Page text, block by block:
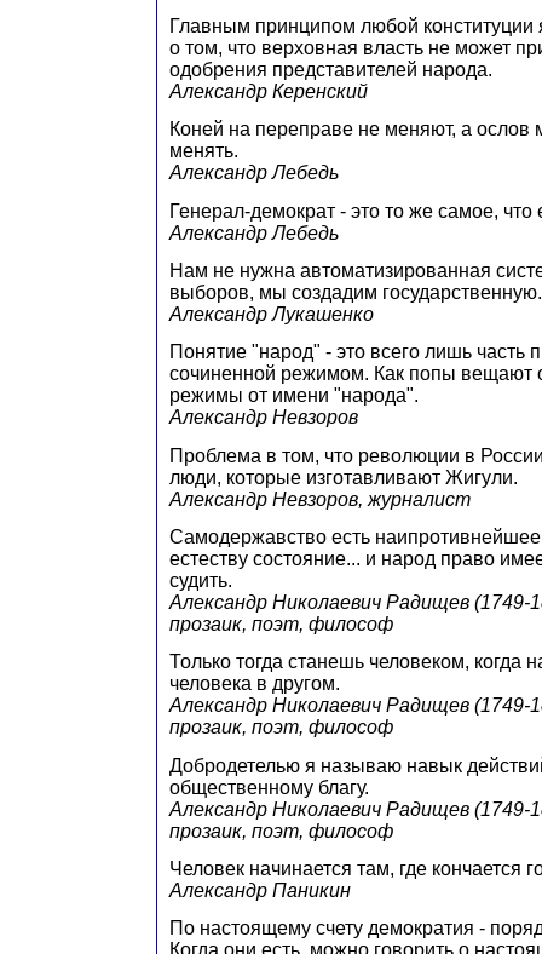
Главным принципом любой конституции
о том, что верховная власть не может
одобрения представителей народа.
Александр Керенский
Коней на переправе не меняют, а ослов
менять.
Александр Лебедь
Генерал-демократ - это то же самое,
Александр Лебедь
Нам не нужна автоматизированная
выборов, мы создадим государственную.
Александр Лукашенко
Понятие "народ" - это всего лишь часть
сочиненной режимом. Как попы вещают
режимы от имени "народа".
Александр Невзоров
Проблема в том, что революции в
люди, которые изготавливают Жигули.
Александр Невзоров, журналист
Самодержавство есть наипротивнейшее
естеству состояние... и народ право
судить.
Александр Николаевич Радищев (1749-
прозаик, поэт, философ
Только тогда станешь человеком, когда
человека в другом.
Александр Николаевич Радищев (1749-
прозаик, поэт, философ
Добродетелью я называю навык
общественному благу.
Александр Николаевич Радищев (1749-
прозаик, поэт, философ
Человек начинается там, где кончается
Александр Паникин
По настоящему счету демократия -